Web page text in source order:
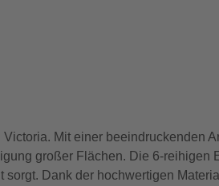
Mit einer beeindruckenden
großer Flächen. Die 6-reihigen
Dank der hochwertigen